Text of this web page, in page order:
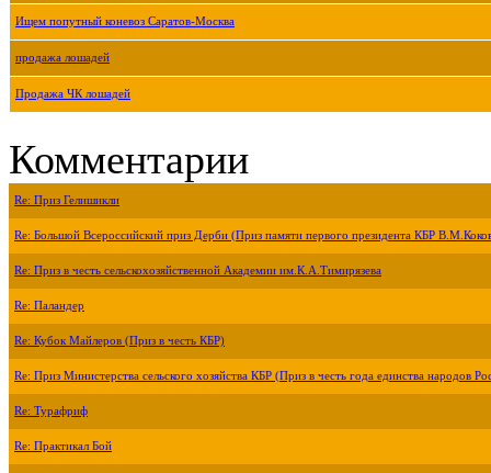
Ищем попутный коневоз Саратов-Москва
продажа лошадей
Продажа ЧК лошадей
Комментарии
Re: Приз Гелишикли
Re: Большой Всероссийский приз Дерби (Приз памяти первого президента КБР
Re: Приз в честь сельскохозяйственной Академии им.К.А.Тимирязева
Re: Паландер
Re: Кубок Майлеров (Приз в честь КБР)
Re: Приз Министерства сельского хозяйства КБР (Приз в честь года единства народов
Re: Турафриф
Re: Практикал Бой